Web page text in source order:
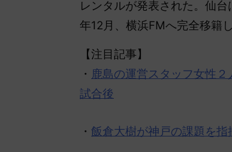
レンタルが発表された。仙
年12月、横浜FMへ完全移籍し
【注目記事】
・ 鹿島の運営スタッフ女性
試合後
・ 飯倉大樹が神戸の課題を指